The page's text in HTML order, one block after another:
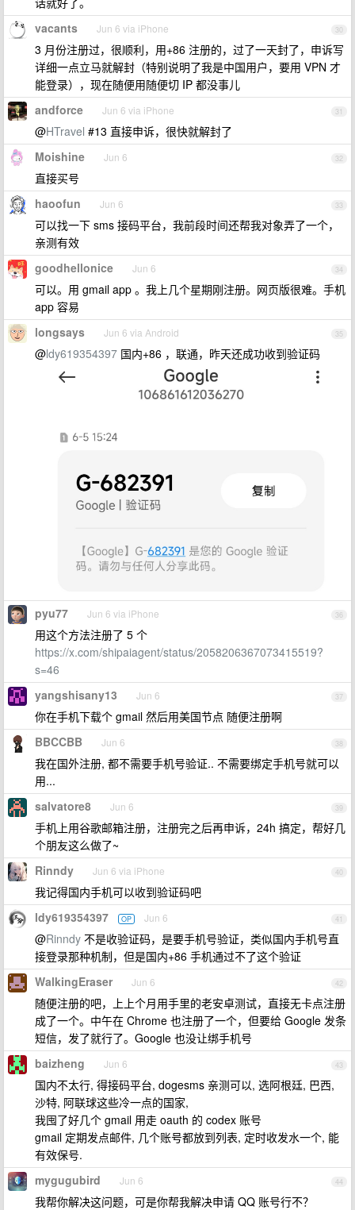
30
vacants Jun 6 via iPhone
3 月份注册过，很顺利，用+86 注册的，过了一天封了，申诉写
详细一点立马就解封（特别说明了我是中国用户，要用 VPN 才
能登录），现在随便用随便切 IP 都没事儿
31
andforce Jun 6 via iPhone
@HTravel #13 直接申诉，很快就解封了
32
Moishine Jun 6
直接买号
33
haoofun Jun 6
可以找一下 sms 接码平台，我前段时间还帮我对象弄了一个，
亲测有效
34
goodhellonice Jun 6
可以。用 gmail app 。我上几个星期刚注册。网页版很难。手机
app 容易
35
longsays Jun 6 via Android
@ldy619354397 国内+86 ，联通，昨天还成功收到验证码
36
pyu77 Jun 6 via iPhone
用这个方法注册了 5 个
https://x.com/shipaiagent/status/2058206367073415519?
s=46
37
yangshisany13 Jun 6
你在手机下载个 gmail 然后用美国节点 随便注册啊
38
BBCCBB Jun 6
我在国外注册, 都不需要手机号验证.. 不需要绑定手机号就可以
用...
39
salvatore8 Jun 6
手机上用谷歌邮箱注册，注册完之后再申诉，24h 搞定，帮好几
个朋友这么做了~
40
Rinndy Jun 6 via iPhone
我记得国内手机可以收到验证码吧
41
ldy619354397 OP Jun 6
@Rinndy 不是收验证码，是要手机号验证，类似国内手机号直
接登录那种机制，但是国内+86 手机通过不了这个验证
42
WalkingEraser Jun 6
随便注册的吧，上上个月用手里的老安卓测试，直接无卡点注册
成了一个。中午在 Chrome 也注册了一个，但要给 Google 发条
短信，发了就行了。Google 也没让绑手机号
43
baizheng Jun 6
国内不太行, 得接码平台, dogesms 亲测可以, 选阿根廷, 巴西,
沙特, 阿联球这些冷一点的国家,
我囤了好几个 gmail 用走 oauth 的 codex 账号
gmail 定期发点邮件, 几个账号都放到列表, 定时收发水一个, 能
有效保号.
44
mygugubird Jun 6
我帮你解决这问题，可是你帮我解决申请 QQ 账号行不？